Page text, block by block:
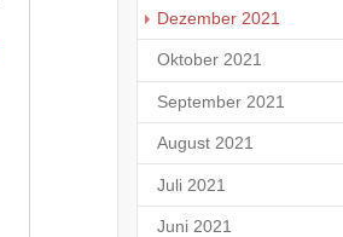
Dezember 2021
Oktober 2021
September 2021
August 2021
Juli 2021
Juni 2021